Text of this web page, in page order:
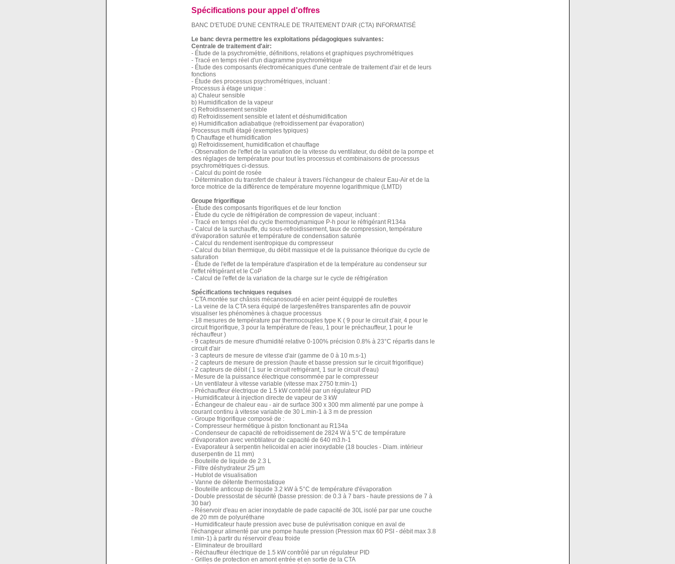
Spécifications pour appel d'offres
BANC D'ETUDE D'UNE CENTRALE DE TRAITEMENT D'AIR (CTA) INFORMATISÉ
Le banc devra permettre les exploitations pédagogiques suivantes:
Centrale de traitement d'air:
- Étude de la psychrométrie, définitions, relations et graphiques psychrométriques
- Tracé en temps réel d'un diagramme psychrométrique
- Étude des composants électromécaniques d'une centrale de traitement d'air et de leurs
fonctions
- Étude des processus psychrométriques, incluant :
Processus à étage unique :
a) Chaleur sensible
b) Humidification de la vapeur
c) Refroidissement sensible
d) Refroidissement sensible et latent et déshumidification
e) Humidification adiabatique (refroidissement par évaporation)
Processus multi étagé (exemples typiques)
f) Chauffage et humidification
g) Refroidissement, humidification et chauffage
- Observation de l'effet de la variation de la vitesse du ventilateur, du débit de la pompe et
des réglages de température pour tout les processus et combinaisons de processus
psychrométriques ci-dessus.
- Calcul du point de rosée
- Détermination du transfert de chaleur à travers l'échangeur de chaleur Eau-Air et de la
force motrice de la différence de température moyenne logarithmique (LMTD)
Groupe frigorifique
- Étude des composants frigorifiques et de leur fonction
- Étude du cycle de réfrigération de compression de vapeur, incluant :
- Tracé en temps réel du cycle thermodynamique P-h pour le réfrigérant R134a
- Calcul de la surchauffe, du sous-refroidissement, taux de compression, température
d'évaporation saturée et température de condensation saturée
- Calcul du rendement isentropique du compresseur
- Calcul du bilan thermique, du débit massique et de la puissance théorique du cycle de
saturation
- Étude de l'effet de la température d'aspiration et de la température au condenseur sur
l'effet réfrigérant et le CoP
- Calcul de l'effet de la variation de la charge sur le cycle de réfrigération
Spécifications techniques requises
- CTA montée sur châssis mécanosoudé en acier peint équippé de roulettes
- La veine de la CTA sera équipé de largesfenêtres transparentes afin de pouvoir
visualiser les phénomènes à chaque processus
- 18 mesures de température par thermocouples type K ( 9 pour le circuit d'air, 4 pour le
circuit frigorifique, 3 pour la température de l'eau, 1 pour le préchauffeur, 1 pour le
réchauffeur )
- 9 capteurs de mesure d'humidité relative 0-100% précision 0.8% à 23°C répartis dans le
circuit d'air
- 3 capteurs de mesure de vitesse d'air (gamme de 0 à 10 m.s-1)
- 2 capteurs de mesure de pression (haute et basse pression sur le circuit frigorifique)
- 2 capteurs de débit ( 1 sur le circuit refrigérant, 1 sur le circuit d'eau)
- Mesure de la puissance électrique consommée par le compresseur
- Un ventilateur à vitesse variable (vitesse max 2750 tr.min-1)
- Préchauffeur électrique de 1.5 kW contrôlé par un régulateur PID
- Humidificateur à injection directe de vapeur de 3 kW
- Échangeur de chaleur eau - air de surface 300 x 300 mm alimenté par une pompe à
courant continu à vitesse variable de 30 L.min-1 à 3 m de pression
- Groupe frigorifique composé de :
- Compresseur hermétique à piston fonctionant au R134a
- Condenseur de capacité de refroidissement de 2824 W à 5°C de température
d'évaporation avec venbtilateur de capacité de 640 m3.h-1
- Evaporateur à serpentin helicoidal en acier inoxydable (18 boucles - Diam. intérieur
duserpentin de 11 mm)
- Bouteille de liquide de 2.3 L
- Filtre déshydrateur 25 µm
- Hublot de visualisation
- Vanne de détente thermostatique
- Bouteille anticoup de liquide 3.2 kW à 5°C de température d'évaporation
- Double pressostat de sécurité (basse pression: de 0.3 à 7 bars - haute pressions de 7 à
30 bar)
- Réservoir d'eau en acier inoxydable de pade capacité de 30L isolé par par une couche
de 20 mm de polyuréthane
- Humidificateur haute pression avec buse de pulévrisation conique en aval de
l'échangeur alimenté par une pompe haute pression (Pression max 60 PSI - débit max 3.8
l.min-1) à partir du réservoir d'eau froide
- Eliminateur de brouillard
- Réchauffeur électrique de 1.5 kW contrôlé par un régulateur PID
- Grilles de protection en amont entrée et en sortie de la CTA